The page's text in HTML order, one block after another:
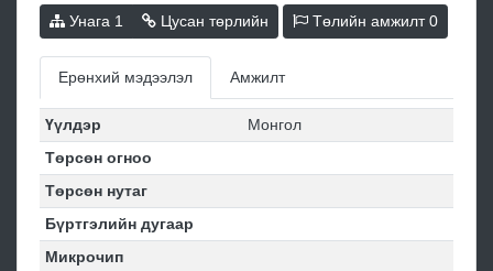
Унага 1 Цусан төрлийн Төлийн амжилт0
Ерөнхий мэдээлэл Амжилт
Үүлдэр
Монгол
Төрсөн огноо
Төрсөн нутаг
Бүртгэлийн дугаар
Микрочип